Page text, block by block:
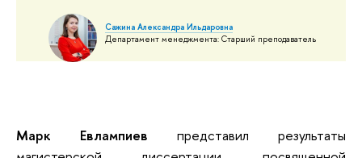
Сажина Александра Ильдаровна
Департамент менеджмента: Старший преподаватель
Марк Евлампиев представил результаты